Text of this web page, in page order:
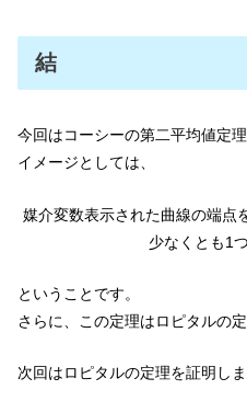
結
今回はコーシーの第二平均値定
イメージとしては、
媒介変数表示された曲線の端点
少なくとも1
ということです。
さらに、この定理はロピタルの
次回はロピタルの定理を証明しま